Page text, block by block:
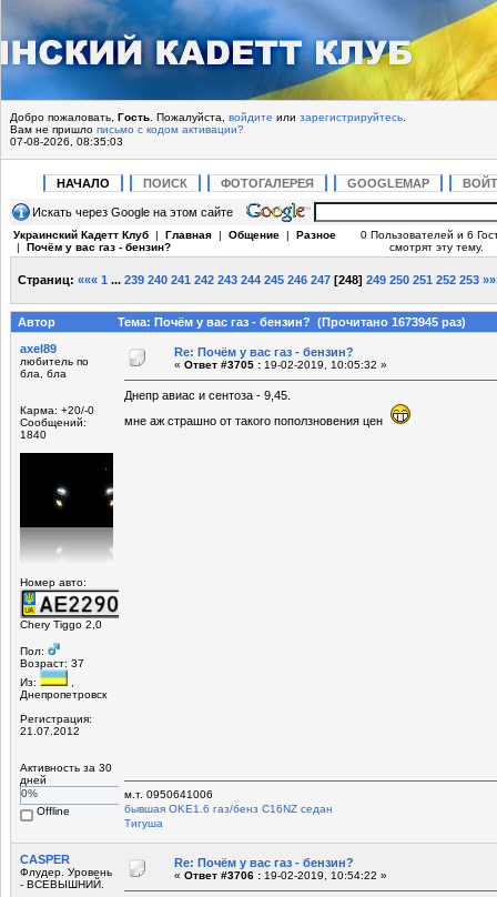
Добро пожаловать, Гость . Пожалуйста, войдите или зарегистрируйтесь
Вам не пришло письмо с кодом активации?
07-08-2026, 08:35:03
НАЧАЛО ПОИСК ФОТОГАЛЕРЕЯ GOOGLEMAP
Искать через Google на этом сайте
Украинский Кадетт Клуб | Главная | Общение | Разное
| Почём у вас газ - бензин?
0 Пользователей и 6
смотрят эту тему.
Страниц: ««« 1 ... 239 240 241 242 243 244 245 246 247 [248] 249 250 251 252 253
Автор
Тема: Почём у вас газ - бензин? (Прочитано 1673945 раз)
axel89
любитель по
бла, бла
Карма: +20/-0
Сообщений:
1840
Номер авто:
Chery Tiggo 2,0
Пол:
Возраст: 37
Из:
,
Днепропетровск
Регистрация:
21.07.2012
Активность за 30
дней
0%
Offline
Re: Почём у вас газ - бензин?
« Ответ #3705 : 19-02-2019, 10:05:32 »
Днепр авиас и сентоза - 9,45.
мне аж страшно от такого поползновения цен
м.т. 0950641006
бывшая OKЕ1.6 газ/бенз C16NZ седан
Tигуша
CASPER
Флудер. Уровень
- ВСЕВЫШНИЙ.
Re: Почём у вас газ - бензин?
« Ответ #3706 : 19-02-2019, 10:54:22 »